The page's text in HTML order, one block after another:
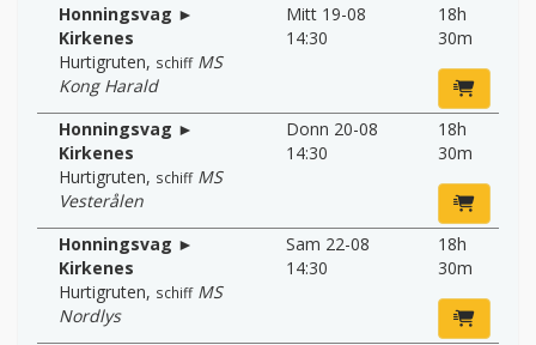
Honningsvag ►
Kirkenes
Hurtigruten, schiff MS
Kong Harald
Mitt 19-08
14:30
18h
30m
Honningsvag ►
Kirkenes
Hurtigruten, schiff MS
Vesterålen
Donn 20-08
14:30
18h
30m
Honningsvag ►
Kirkenes
Hurtigruten, schiff MS
Nordlys
Sam 22-08
14:30
18h
30m